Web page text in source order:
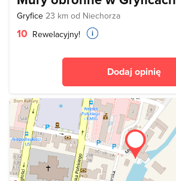
Gryfice 23 km od Niechorza
10 Rewelacyjny!
Dodaj opinię